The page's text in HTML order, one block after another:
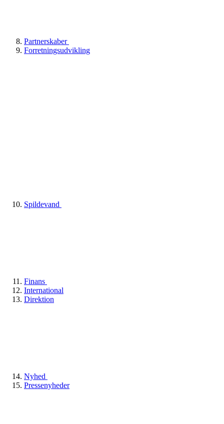
Partnerskaber
Forretningsudvikling
Spildevand
Finans
International
Direktion
Nyhed
Pressenyheder